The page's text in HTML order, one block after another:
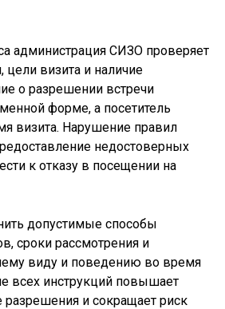
администрация СИЗО проверяет
цели визита и наличие
о разрешении встречи
форме, а посетитель
визита. Нарушение правил
недостоверных
к отказу в посещении на
допустимые способы
сроки рассмотрения и
виду и поведению во время
всех инструкций повышает
и сокращает риск